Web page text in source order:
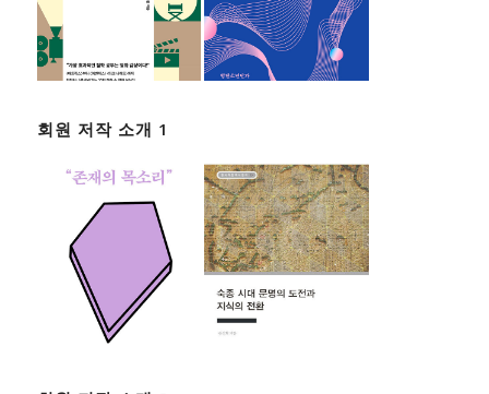
회원 저작 소개 1